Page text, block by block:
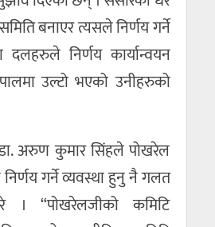
बनाएर त्यसले निर्णय गर्ने
निर्णय कार्यान्वयन
उल्टो भएको उनीहरुको
अरुण कुमार सिंहले पोखरेल
गर्ने व्यवस्था हुनु नै गलत
। “पोखरेलजीको कमिटि